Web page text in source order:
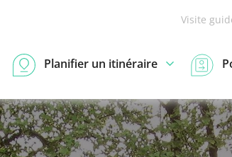
Visite
Planifier un itinéraire